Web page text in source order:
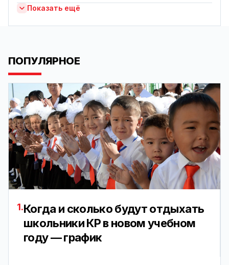
Показать ещё
ПОПУЛЯРНОЕ
1.Когда и сколько будут отдыхать
школьники КР в новом учебном
году — график